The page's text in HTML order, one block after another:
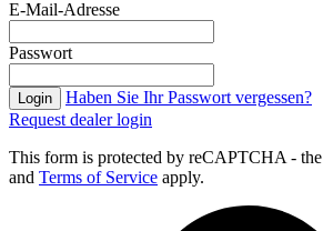
E-Mail-Adresse
Passwort
Login
Haben Sie Ihr Passwort vergessen?
Request dealer login
This form is protected by reCAPTCHA - the
and Terms of Service apply.